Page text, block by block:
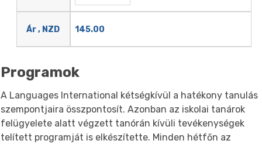
Ár , NZD 145.00
Programok
A Languages International kétségkívül a hatékony tanulás
szempontjaira összpontosít. Azonban az iskolai tanárok
felügyelete alatt végzett tanórán kívüli tevékenységek
telített programját is elkészítette. Minden hétfőn az